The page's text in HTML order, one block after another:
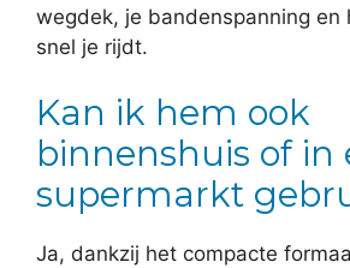
wegdek, je bandenspanning en
snel je rijdt.
Kan ik hem ook
binnenshuis of in
supermarkt
Ja, dankzij het compacte